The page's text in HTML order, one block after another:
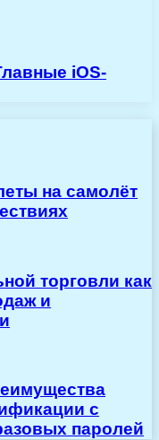
iOS-
на самолёт
торговли как
и
с
паролей